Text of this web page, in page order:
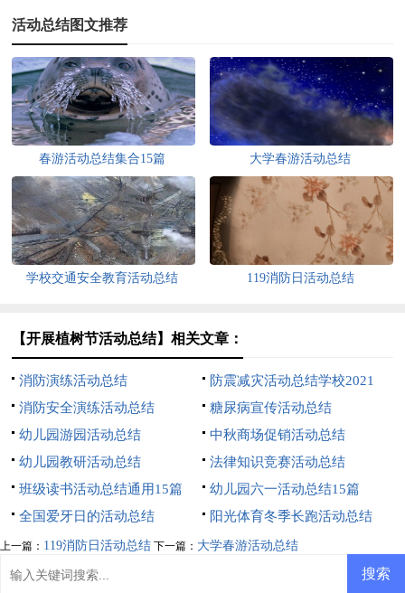
活动总结图文推荐
春游活动总结集合15篇 大学春游活动总结
学校交通安全教育活动总结 119消防日活动总结
【开展植树节活动总结】相关文章：
消防演练活动总结
防震减灾活动总结学校2021
消防安全演练活动总结
糖尿病宣传活动总结
幼儿园游园活动总结
中秋商场促销活动总结
幼儿园教研活动总结
法律知识竞赛活动总结
班级读书活动总结通用15篇
幼儿园六一活动总结15篇
全国爱牙日的活动总结
阳光体育冬季长跑活动总结
上一篇： 119消防日活动总结 下一篇： 大学春游活动总结